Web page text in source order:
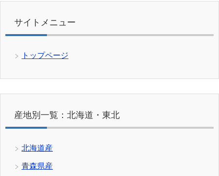
サイトメニュー
トップページ
産地別一覧：北海道・東北
北海道産
青森県産